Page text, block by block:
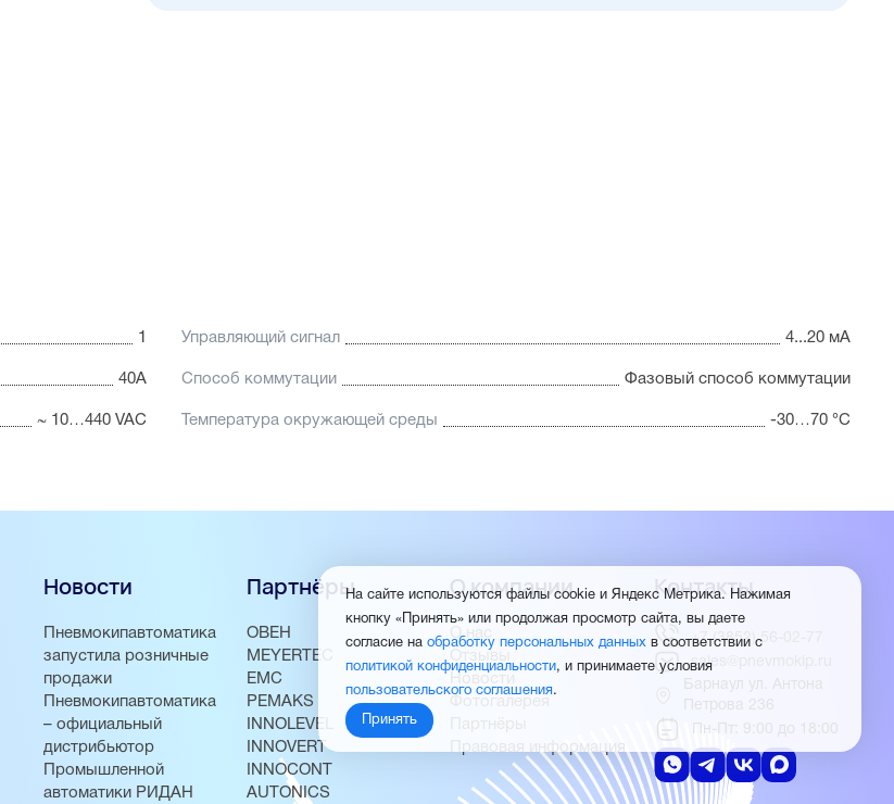
1 Управляющий сигнал 4...20 мА
40А Способ коммутации Фазовый способ коммутации
~ 10…440 VAC Температура окружающей среды -30…70 °C
Новости
Пневмокипавтоматика
запустила розничные
продажи
Пневмокипавтоматика
– официальный
дистрибьютор
Промышленной
автоматики РИДАН
Партнёры
ОВЕН
MEYERTEC
EMC
PEMAKS
INNOLEVEL
INNOVERT
INNOCONT
AUTONICS
О компании
О нас
Отзывы
Новости
Фотогалерея
Партнёры
Правовая информация
Контакты
+7 (3852) 56-02-77
sales@pnevmokip.ru
Барнаул ул. Антона
Петрова 236
Пн-Пт: 9:00 до 18:00
На сайте используются файлы cookie и Яндекс Метрика. Нажимая
кнопку «Принять» или продолжая просмотр сайта, вы даете
согласие на обработку персональных данных в соответствии с
политикой конфиденциальности, и принимаете условия
пользовательского соглашения .
Принять